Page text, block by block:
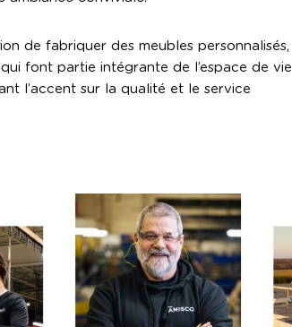
de fabriquer des meubles personnalisés,
font partie intégrante de l’espace de vie
l’accent sur la qualité et le service